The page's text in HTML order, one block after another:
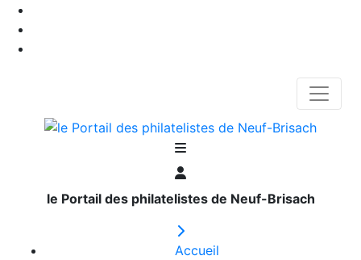
le Portail des philatelistes de Neuf-Brisach
Accueil